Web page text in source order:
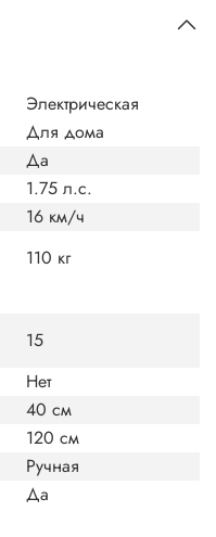
Электрическая
Для дома
Да
1.75 л.с.
16 км/ч
110 кг
15
Нет
40 см
120 см
Ручная
Да